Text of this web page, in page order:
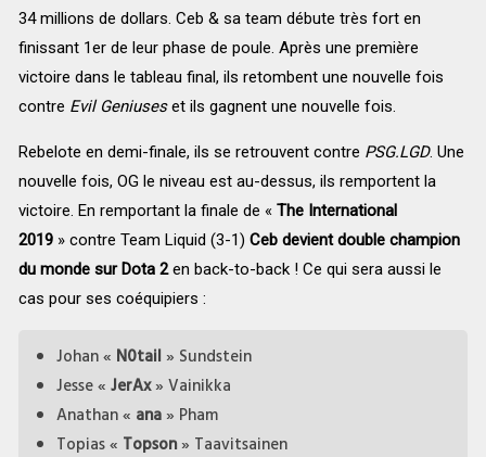
34 millions de dollars. Ceb & sa team débute très fort en
finissant 1er de leur phase de poule. Après une première
victoire dans le tableau final, ils retombent une nouvelle fois
contre Evil Geniuseset ils gagnent une nouvelle fois.
Rebelote en demi-finale, ils se retrouvent contre PSG.LGD. Une
nouvelle fois, OG le niveau est au-dessus, ils remportent la
victoire. En remportant la finale de « The International
2019» contre Team Liquid (3-1) Ceb devient double champion
du monde sur Dota 2en back-to-back ! Ce qui sera aussi le
cas pour ses coéquipiers :
Johan « N0tail» Sundstein
Jesse« JerAx» Vainikka
Anathan« ana» Pham
Topias« Topson» Taavitsainen